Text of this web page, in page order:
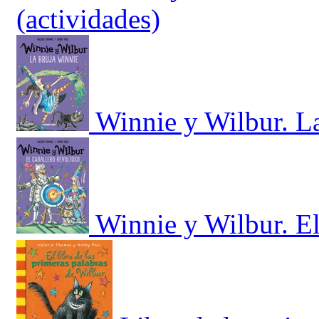
(actividades)
Winnie y Wilbur.
Winnie y Wilbur.